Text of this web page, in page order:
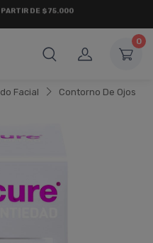
Y 18 CUOTAS FIJAS !
0
Facial Contorno De Ojos